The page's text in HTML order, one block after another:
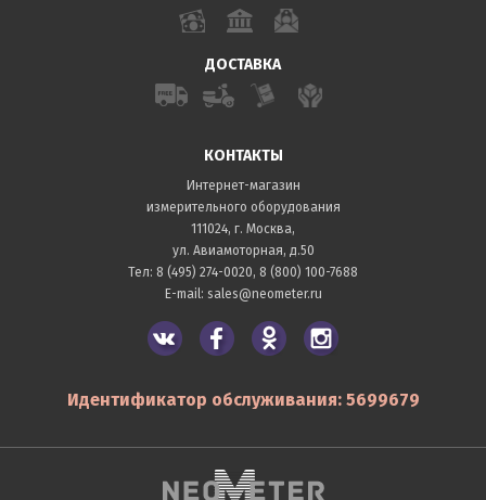
ДОСТАВКА
КОНТАКТЫ
Интернет-магазин
измерительного оборудования
111024, г. Москва,
ул. Авиамоторная, д.50
Тел: 8 (495) 274-0020, 8 (800) 100-7688
E-mail: sales@neometer.ru
Идентификатор обслуживания: 5699679